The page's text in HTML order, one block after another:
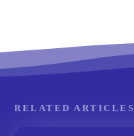
RELATED ARTICLES